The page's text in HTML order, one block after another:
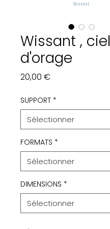
Wissant , ciel
d'orage
20,00 €Prix
SUPPORT *
FORMATS *
DIMENSIONS *